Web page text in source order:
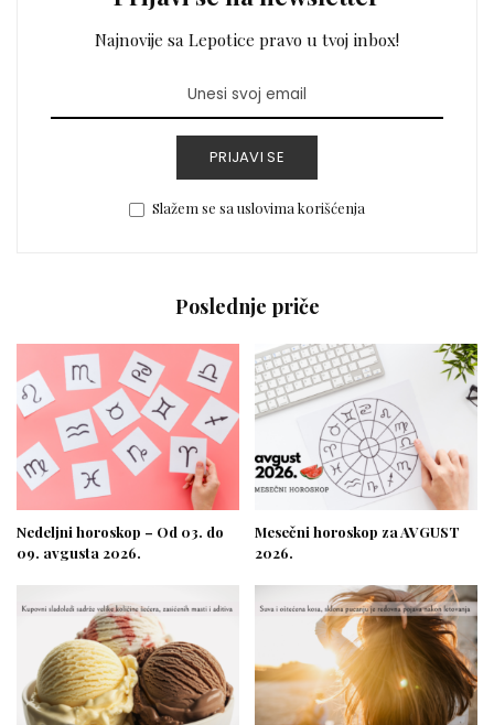
Najnovije sa Lepotice pravo u tvoj inbox!
PRIJAVI SE
Slažem se sa uslovima korišćenja
Poslednje priče
Nedeljni horoskop – Od 03. do
09. avgusta 2026.
Mesečni horoskop za AVGUST
2026.